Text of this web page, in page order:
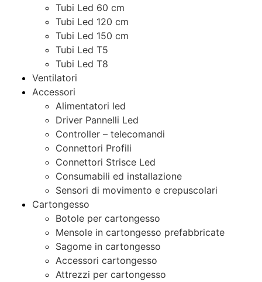
Tubi Led 60 cm
Tubi Led 120 cm
Tubi Led 150 cm
Tubi Led T5
Tubi Led T8
Ventilatori
Accessori
Alimentatori led
Driver Pannelli Led
Controller – telecomandi
Connettori Profili
Connettori Strisce Led
Consumabili ed installazione
Sensori di movimento e crepuscolari
Cartongesso
Botole per cartongesso
Mensole in cartongesso prefabbricate
Sagome in cartongesso
Accessori cartongesso
Attrezzi per cartongesso